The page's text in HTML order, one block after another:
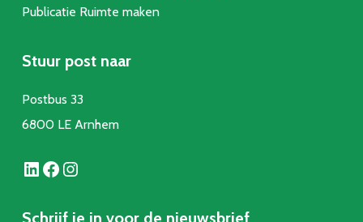
Publicatie Ruimte maken
Stuur post naar
Postbus 33
6800 LE Arnhem
LinkedIn Facebook Instagram
Schrijf je in voor de nieuwsbrief